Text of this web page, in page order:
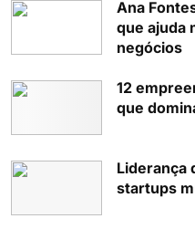
Ana
que ajuda
negócios
12
que
Liderança
startups